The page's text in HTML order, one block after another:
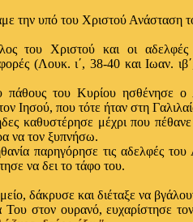
την υπό του Χριστού Ανάσταση
του Χριστού και οι
(Λουκ. ι΄, 38-40 και Ιωαν.
πάθους του Κυρίου ησθένησε ο
Ιησού, που τότε ήταν στη
καθυστέρησε μέχρι που
να τον ξυπνήσω.
παρηγόρησε τις αδελφές
να δει το τάφο του.
δάκρυσε και διέταξε να
στον ουρανό, ευχαρίστησε